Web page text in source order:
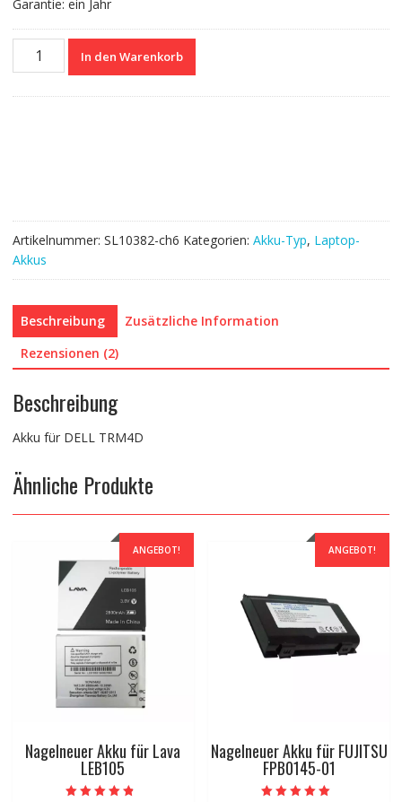
Garantie: ein Jahr
Nagelneuer
In den Warenkorb
Artikelnummer: SL10382-ch6 Kategorien: Akku-Typ, Laptop-
Akkus
Beschreibung
Zusätzliche Information
Rezensionen (2)
Beschreibung
Akku für DELL TRM4D
Ähnliche Produkte
ANGEBOT!
Nagelneuer Akku für Lava
LEB105
ANGEBOT!
Nagelneuer Akku für FUJITSU
FPB0145-01